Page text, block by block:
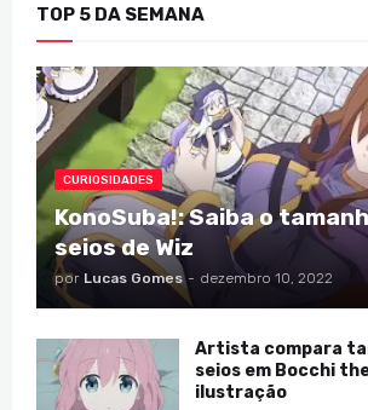
TOP 5 DA SEMANA
CURIOSIDADES
KonoSuba!: Saiba o
seios de Wiz
por Lucas Gomes - dezembro 10, 2022
Artista compara
seios em Bocchi
ilustração